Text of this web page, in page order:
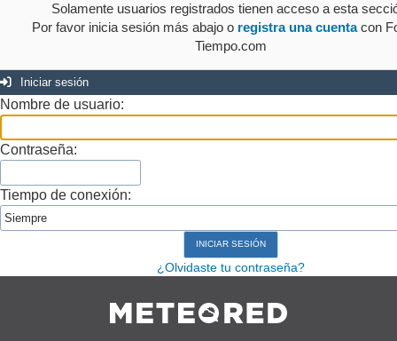
Solamente usuarios registrados tienen acceso a esta
Por favor inicia sesión más abajo o registra una cuentacon
Tiempo.com
Iniciar sesión
Nombre de usuario:
Contraseña:
Tiempo de conexión:
¿Olvidaste tu contraseña?